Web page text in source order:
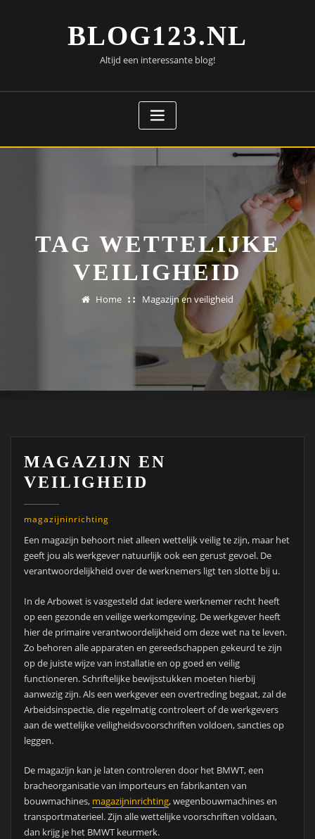
BLOG123.NL
Altijd een interessante blog!
TAG WETTELIJKE
VEILIGHEID
Home Magazijn en veiligheid
MAGAZIJN EN
VEILIGHEID
magazijninrichting
Een magazijn behoort niet alleen wettelijk veilig te zijn, maar het
geeft jou als werkgever natuurlijk ook een gerust gevoel. De
verantwoordelijkheid over de werknemers ligt ten slotte bij u.
In de Arbowet is vasgesteld dat iedere werknemer recht heeft
op een gezonde en veilige werkomgeving. De werkgever heeft
hier de primaire verantwoordelijkheid om deze wet na te leven.
Zo behoren alle apparaten en gereedschappen gekeurd te zijn
op de juiste wijze van installatie en op goed en veilig
functioneren. Schriftelijke bewijsstukken moeten hierbij
aanwezig zijn. Als een werkgever een overtreding begaat, zal de
Arbeidsinspectie, die regelmatig controleert of de werkgevers
aan de wettelijke veiligheidsvoorschriften voldoen, sancties op
leggen.
De magazijn kan je laten controleren door het BMWT, een
bracheorganisatie van importeurs en fabrikanten van
bouwmachines, magazijninrichting, wegenbouwmachines en
transportmaterieel. Zijn alle wettelijke voorschriften voldaan,
dan krijg je het BMWT keurmerk.